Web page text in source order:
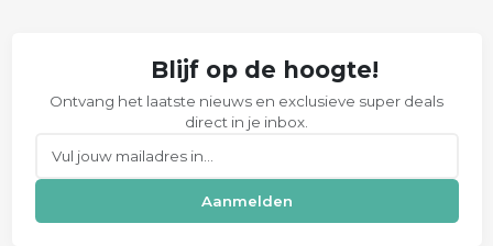
Blijf op de hoogte!
Ontvang het laatste nieuws en exclusieve super deals
direct in je inbox.
Aanmelden